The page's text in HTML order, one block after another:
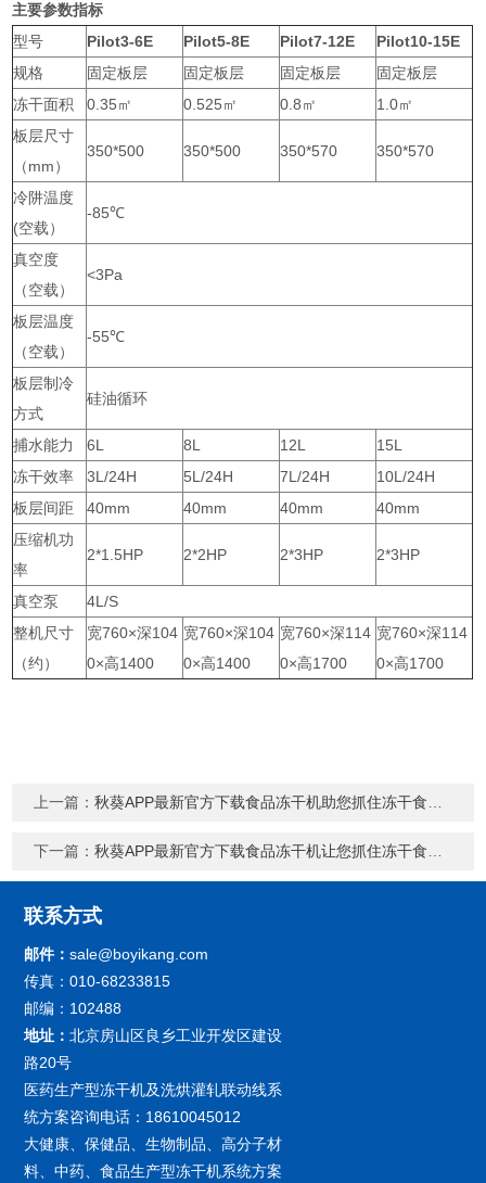
主要参数指标
型号
Pilot3-6E Pilot5-8E Pilot7-12E
Pilot10-15E
规格
固定板层 固定板层 固定板层
固定板层
冻干面积
0.35㎡ 0.525㎡ 0.8㎡
1.0㎡
板层尺寸
（mm）
350*500 350*500 350*570 350*570
冷阱温度
(空载）
-85℃
真空度
（空载）
<3Pa
板层温度
（空载）
-55℃
板层制冷
方式
硅油循环
捕水能力 6L 8L 12L
15L
冻干效率
3L/24H 5L/24H 7L/24H
10L/24H
板层间距
40mm 40mm 40mm
40mm
压缩机功
率
2*1.5HP 2*2HP 2*3HP 2*3HP
真空泵
4L/S
整机尺寸
（约）
宽760×深104
0×高1400
宽760×深104
0×高1400
宽760×深114
0×高1700
宽760×深114
0×高1700
上一篇：秋葵APP最新官方下载食品冻干机助您抓住冻干食品的“灵魂”
下一篇：秋葵APP最新官方下载食品冻干机让您抓住冻干食品机遇
联系方式
邮件：sale@boyikang.com
传真：010-68233815
邮编：102488
地址：北京房山区良乡工业开发区建设
路20号
医药生产型冻干机及洗烘灌轧联动线系
统方案咨询电话：18610045012
大健康、保健品、生物制品、高分子材
料、中药、食品生产型冻干机系统方案